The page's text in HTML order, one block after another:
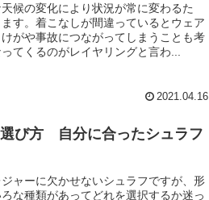
候の変化により状況が常に変わるた
す。着こなしが間違っているとウェア
がや事故につながってしまうことも考
てくるのがレイヤリングと言わ...
2021.04.16
び方 自分に合ったシュラフ
ャーに欠かせないシュラフですが、形
な種類があってどれを選択するか迷っ